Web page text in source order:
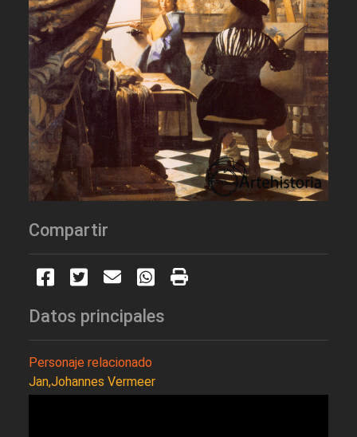
Compartir
Datos principales
Personaje relacionado
Jan,Johannes Vermeer